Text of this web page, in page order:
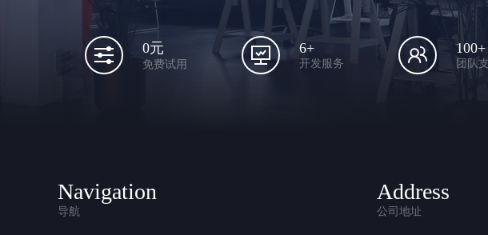
0元
免费试用
6+
开发服务
100+
团队
Navigation
导航
Address
公司地址